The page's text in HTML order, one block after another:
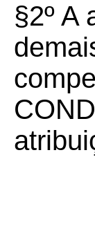
§2º A